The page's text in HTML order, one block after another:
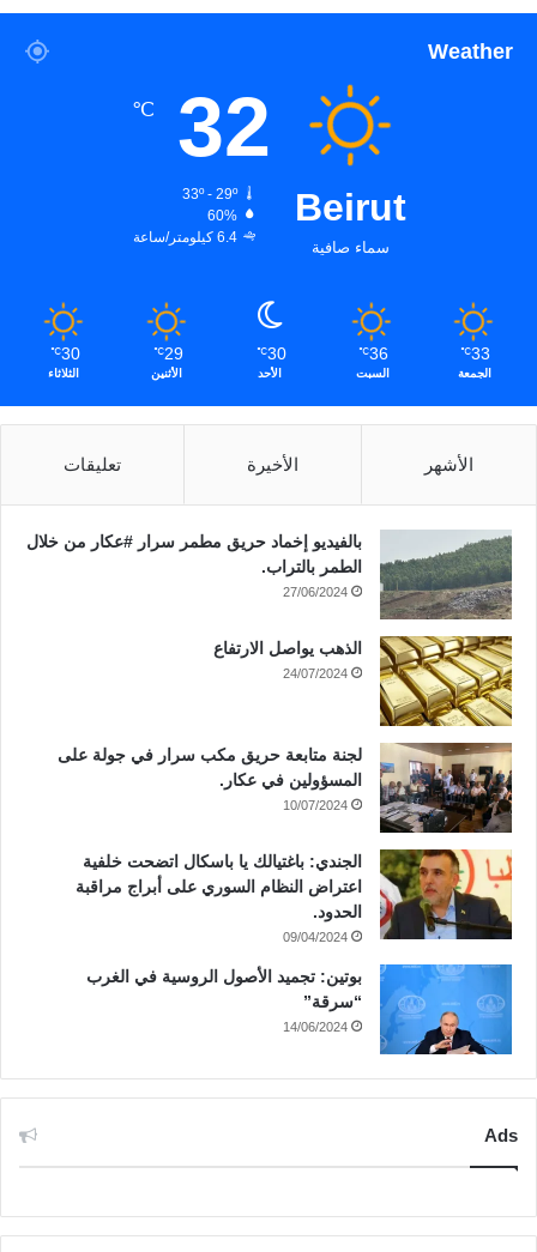
Weather
Beirut
سماء صافية
32
℃
33º - 29º
60%
6.4 كيلومتر/ساعة
33
℃
الجمعة
36
℃
السبت
30
℃
الأحد
29
℃
الأثنين
30
℃
الثلاثاء
الأشهر الأخيرة تعليقات
بالفيديو إخماد حريق مطمر سرار #عكار من خلال
الطمر بالتراب.
27/06/2024
الذهب يواصل الارتفاع
24/07/2024
لجنة متابعة حريق مكب سرار في جولة على
المسؤولين في عكار.
10/07/2024
الجندي: باغتيالك يا باسكال اتضحت خلفية
اعتراض النظام السوري على أبراج مراقبة
الحدود.
09/04/2024
بوتين: تجميد الأصول الروسية في الغرب
“سرقة”
14/06/2024
Ads